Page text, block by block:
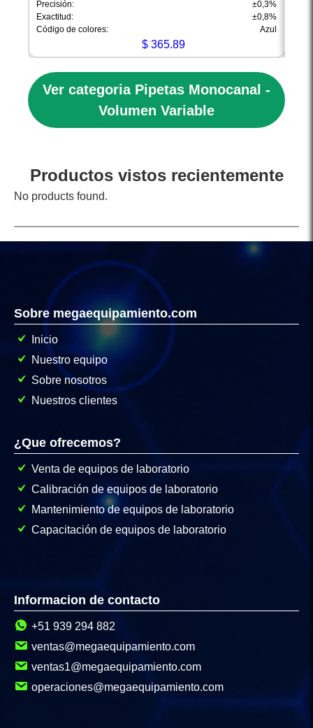
Precisión:
±0,3%
Exactitud:
±0,8%
Código de colores:
Azul
$ 365.89
Ver categoria Pipetas Monocanal -
Volumen Variable
Productos vistos recientemente
No products found.
Sobre megaequipamiento.com
Inicio
Nuestro equipo
Sobre nosotros
Nuestros clientes
¿Que ofrecemos?
Venta de equipos de laboratorio
Calibración de equipos de laboratorio
Mantenimiento de equipos de laboratorio
Capacitación de equipos de laboratorio
Informacion de contacto
+51 939 294 882
ventas@megaequipamiento.com
ventas1@megaequipamiento.com
operaciones@megaequipamiento.com